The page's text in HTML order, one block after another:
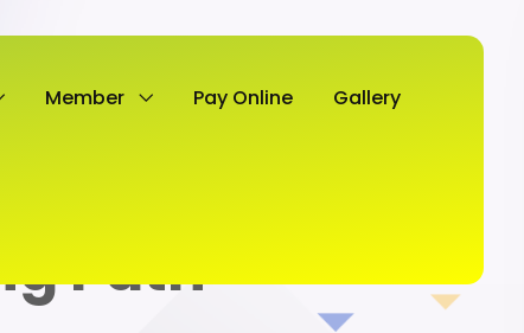
Member Pay Online Gallery
Path